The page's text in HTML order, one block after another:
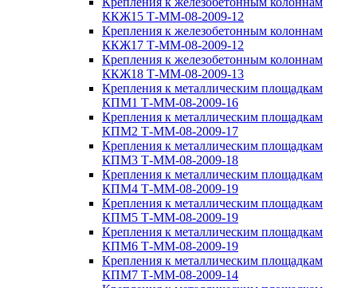
ККЖ15 Т-ММ-08-2009-12
Крепления к железобетонным колоннам
ККЖ17 Т-ММ-08-2009-12
Крепления к железобетонным колоннам
ККЖ18 Т-ММ-08-2009-13
Крепления к металлическим площадкам
КПМ1 Т-ММ-08-2009-16
Крепления к металлическим площадкам
КПМ2 Т-ММ-08-2009-17
Крепления к металлическим площадкам
КПМ3 Т-ММ-08-2009-18
Крепления к металлическим площадкам
КПМ4 Т-ММ-08-2009-19
Крепления к металлическим площадкам
КПМ5 Т-ММ-08-2009-19
Крепления к металлическим площадкам
КПМ6 Т-ММ-08-2009-19
Крепления к металлическим площадкам
КПМ7 Т-ММ-08-2009-14